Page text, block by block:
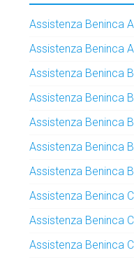
Assistenza Beninca
Assistenza Beninca
Assistenza Beninca
Assistenza Beninca
Assistenza Beninca
Assistenza Beninca
Assistenza Beninca
Assistenza Beninca
Assistenza Beninca
Assistenza Beninca